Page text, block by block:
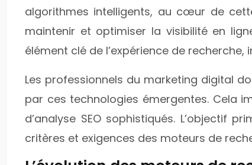
algorithmes intelligents, au cœur de
maintenir et optimiser la visibilité en
élément clé de l’expérience de
Les professionnels du marketing digital
par ces technologies émergentes. Cela
d’analyse SEO sophistiqués. L’objectif
critères et exigences des moteurs de